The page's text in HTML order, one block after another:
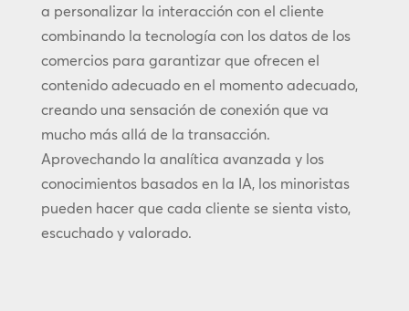
a personalizar la interacción con el cliente
combinando la tecnología con los datos de los
comercios para garantizar que ofrecen el
contenido adecuado en el momento adecuado,
creando una sensación de conexión que va
mucho más allá de la transacción.
Aprovechando la analítica avanzada y los
conocimientos basados en la IA, los minoristas
pueden hacer que cada cliente se sienta visto,
escuchado y valorado.